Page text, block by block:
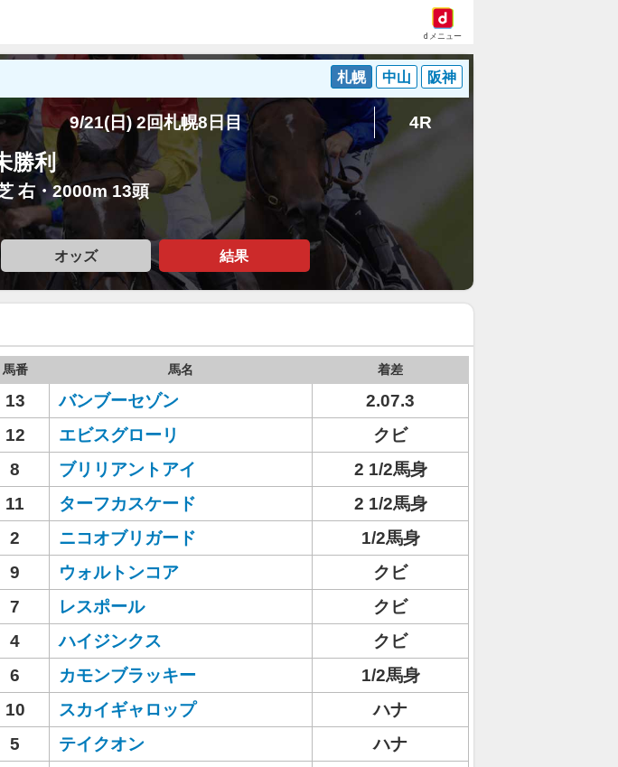
dメニュー
札幌 中山 阪神
9/21(日) 2回札幌8日目 4R
勝利
右・2000m 13頭
オッズ 結果
馬番 馬名 着差
13 バンブーセゾン
2.07.3
12 エビスグローリ
クビ
8 ブリリアントアイ
2 1/2馬身
11 ターフカスケード
2 1/2馬身
2 ニコオブリガード
1/2馬身
9 ウォルトンコア
クビ
7 レスポール
クビ
4 ハイジンクス
クビ
6 カモンブラッキー
1/2馬身
10 スカイギャロップ
ハナ
5 テイクオン
ハナ